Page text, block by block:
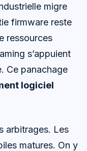
migre
firmware reste
ressources
s’appuient
Ce panachage
logiciel
arbitrages. Les
matures. On y